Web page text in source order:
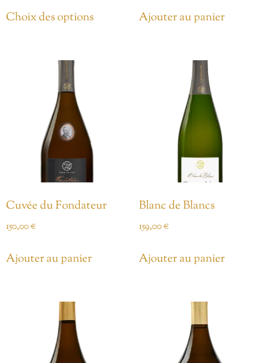
Choix des options Ajouter au panier
Cuvée du Fondateur
150,00€
Ajouter au panier
Blanc de Blancs
159,00€
Ajouter au panier